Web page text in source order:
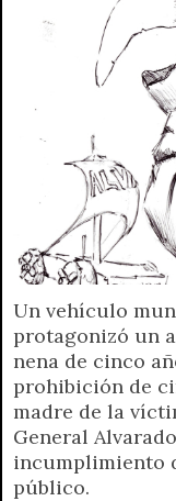
Un vehículo
protagonizó un
nena de cinco
prohibición de
madre de la
General
incumplimiento
público.